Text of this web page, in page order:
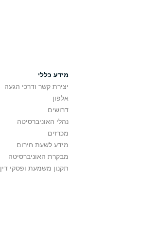
מידע כללי
יצירת קשר ודרכי הגעה
אלפון
דרושים
נהלי האוניברסיטה
מכרזים
מידע לשעת חירום
מבקרת האוניברסיטה
תקנון משמעת ופסקי דין